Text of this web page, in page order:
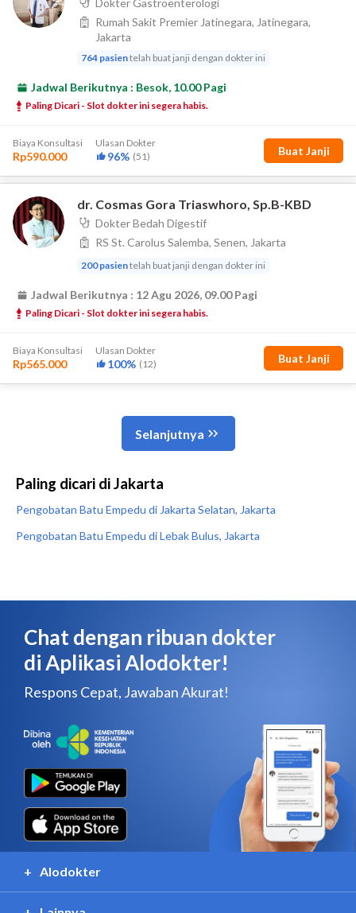
Paling dicari di Jakarta
Pengobatan Batu Empedu di Jakarta Selatan, Jakarta
Pengobatan Batu Empedu di Lebak Bulus, Jakarta